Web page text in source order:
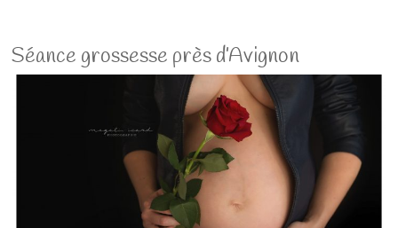
Séance grossesse près d’Avignon